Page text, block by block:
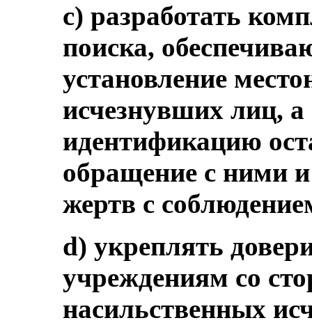
c) разработать
поиска,
установление
исчезнувших лиц, а
идентификацию
обращение с ними
жертв с
d) укреплять
учреждениям со
насильственных